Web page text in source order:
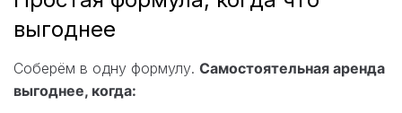
выгоднее
Соберём в одну формулу. Самостоятельная аренда
выгоднее, когда: